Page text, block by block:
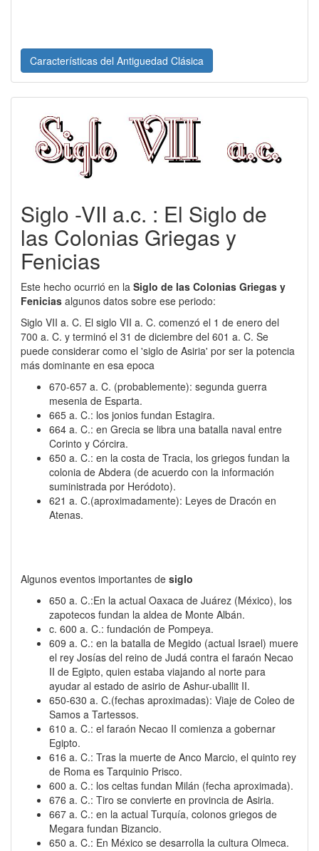
Características del Antiguedad Clásica
Siglo -VII a.c. : El Siglo de
las Colonias Griegas y
Fenicias
Este hecho ocurrió en la Siglo de las Colonias Griegas y
Fenicias algunos datos sobre ese periodo:
Siglo VII a. C. El siglo VII a. C. comenzó el 1 de enero del
700 a. C. y terminó el 31 de diciembre del 601 a. C. Se
puede considerar como el 'siglo de Asiria' por ser la potencia
más dominante en esa epoca
670-657 a. C. (probablemente): segunda guerra
mesenia de Esparta.
665 a. C.: los jonios fundan Estagira.
664 a. C.: en Grecia se libra una batalla naval entre
Corinto y Córcira.
650 a. C.: en la costa de Tracia, los griegos fundan la
colonia de Abdera (de acuerdo con la información
suministrada por Heródoto).
621 a. C.(aproximadamente): Leyes de Dracón en
Atenas.
Algunos eventos importantes de siglo
650 a. C.:En la actual Oaxaca de Juárez (México), los
zapotecos fundan la aldea de Monte Albán.
c. 600 a. C.: fundación de Pompeya.
609 a. C.: en la batalla de Megido (actual Israel) muere
el rey Josías del reino de Judá contra el faraón Necao
II de Egipto, quien estaba viajando al norte para
ayudar al estado de asirio de Ashur-uballit II.
650-630 a. C.(fechas aproximadas): Viaje de Coleo de
Samos a Tartessos.
610 a. C.: el faraón Necao II comienza a gobernar
Egipto.
616 a. C.: Tras la muerte de Anco Marcio, el quinto rey
de Roma es Tarquinio Prisco.
600 a. C.: los celtas fundan Milán (fecha aproximada).
676 a. C.: Tiro se convierte en provincia de Asiria.
667 a. C.: en la actual Turquía, colonos griegos de
Megara fundan Bizancio.
650 a. C.: En México se desarrolla la cultura Olmeca.